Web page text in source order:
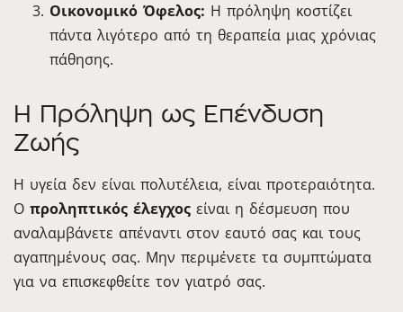
Οικονομικό Όφελος: Η πρόληψη κοστίζει
πάντα λιγότερο από τη θεραπεία μιας χρόνιας
πάθησης.
Η Πρόληψη ως Επένδυση
Ζωής
Η υγεία δεν είναι πολυτέλεια, είναι προτεραιότητα.
Ο προληπτικός έλεγχος είναι η δέσμευση που
αναλαμβάνετε απέναντι στον εαυτό σας και τους
αγαπημένους σας. Μην περιμένετε τα συμπτώματα
για να επισκεφθείτε τον γιατρό σας.